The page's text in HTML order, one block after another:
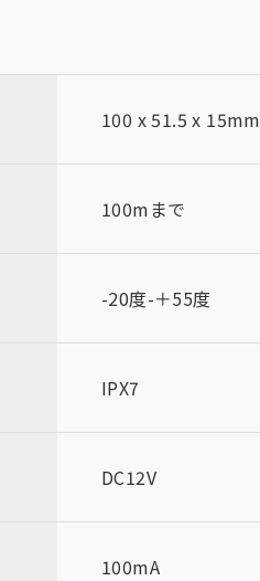
100 x 51.5 x 15mm
100mまで
-20度-＋55度
IPX7
DC12V
100mA